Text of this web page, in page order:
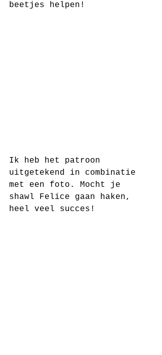
beetjes helpen!
Ik heb het patroon
uitgetekend in combinatie
met een foto. Mocht je
shawl Felice gaan haken,
heel veel succes!